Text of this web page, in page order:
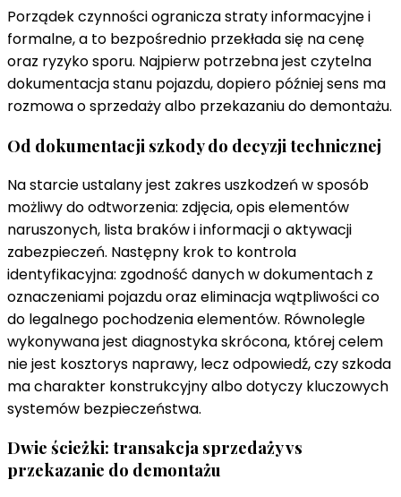
Porządek czynności ogranicza straty informacyjne i
formalne, a to bezpośrednio przekłada się na cenę
oraz ryzyko sporu. Najpierw potrzebna jest czytelna
dokumentacja stanu pojazdu, dopiero później sens ma
rozmowa o sprzedaży albo przekazaniu do demontażu.
Od dokumentacji szkody do decyzji technicznej
Na starcie ustalany jest zakres uszkodzeń w sposób
możliwy do odtworzenia: zdjęcia, opis elementów
naruszonych, lista braków i informacji o aktywacji
zabezpieczeń. Następny krok to kontrola
identyfikacyjna: zgodność danych w dokumentach z
oznaczeniami pojazdu oraz eliminacja wątpliwości co
do legalnego pochodzenia elementów. Równolegle
wykonywana jest diagnostyka skrócona, której celem
nie jest kosztorys naprawy, lecz odpowiedź, czy szkoda
ma charakter konstrukcyjny albo dotyczy kluczowych
systemów bezpieczeństwa.
Dwie ścieżki: transakcja sprzedaży vs
przekazanie do demontażu